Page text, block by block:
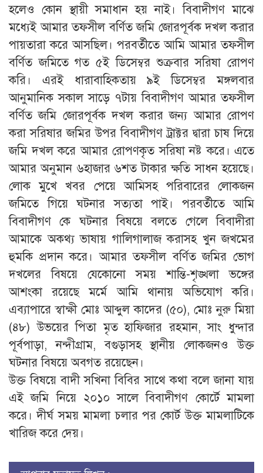
হলেও কোন স্থায়ী সমাধান হয় নাই। বিবাদীগণ মাঝে
মধ্যেই আমার তফসীল বর্ণিত জমি জোরপূর্বক দখল করার
পায়তারা করে আসছিল। পরবর্তীতে আমি আমার তফসীল
বর্ণিত জমিতে গত ৫ই ডিসেম্বর শুক্রবার সরিষা রোপণ
করি। এরই ধারাবাহিকতায় ৯ই ডিসেম্বর মঙ্গলবার
আনুমানিক সকাল সাড়ে ৭টায় বিবাদীগণ আমার তফসীল
বর্ণিত জমি জোরপূর্বক দখল করার জন্য আমার রোপণ
করা সরিষার জমির উপর বিবাদীগণ ট্রাক্টর দ্বারা চাষ দিয়ে
জমি দখল করে আমার রোপণকৃত সরিষা নষ্ট করে। এতে
আমার অনুমান ৬হাজার ৬শত টাকার ক্ষতি সাধন হয়েছে।
লোক মুখে খবর পেয়ে আমিসহ পরিবারের লোকজন
জমিতে গিয়ে ঘটনার সত্যতা পাই। পরবর্তীতে আমি
বিবাদীগণ কে ঘটনার বিষয়ে বলতে গেলে বিবাদীরা
আমাকে অকথ্য ভাষায় গালিগালাজ করাসহ খুন জখমের
হুমকি প্রদান করে। আমার তফসীল বর্ণিত জমির ভোগ
দখলের বিষয়ে যেকোনো সময় শান্তি-শৃঙ্খলা ভঙ্গের
আশংকা রয়েছে মর্মে আমি থানায় অভিযোগ করি।
এব্যাপারে স্বাক্ষী মোঃ আব্দুল কাদের (৫০), মোঃ নুরু মিয়া
(৪৮) উভয়ের পিতা মৃত হাফিজার রহমান, সাং ধুন্দার
পূর্বপাড়া, নন্দীগ্রাম, বগুড়াসহ স্থানীয় লোকজনও উক্ত
ঘটনার বিষয়ে অবগত রয়েছেন।
উক্ত বিষয়ে বাদী সখিনা বিবির সাথে কথা বলে জানা যায়
এই জমি নিয়ে ২০১০ সালে বিবাদীগণ কোর্টে মামলা
করে। দীর্ঘ সময় মামলা চলার পর কোর্ট উক্ত মামলাটিকে
খারিজ করে দেয়।